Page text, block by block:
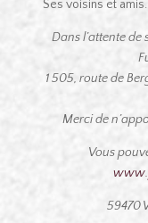
Ses voisins et amis.
Dans l’attente de
1 505, route de
Merci de
Vous
59470